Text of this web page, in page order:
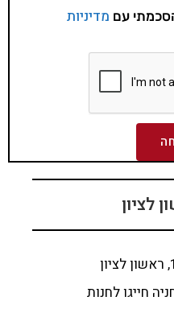
עם מדיניות
לציון
חייגו לחנות